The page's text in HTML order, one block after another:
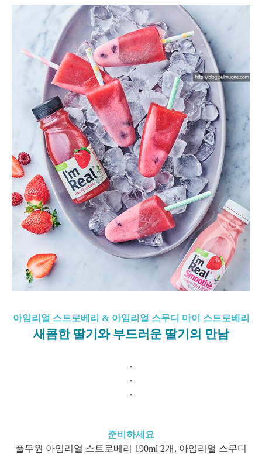
아임리얼 스트로베리 & 아임리얼 스무디 마이 스트로베리
새콤한 딸기와 부드러운 딸기의 만남
.
.
.
준비하세요
풀무원 아임리얼 스트로베리 190ml 2개, 아임리얼 스무디